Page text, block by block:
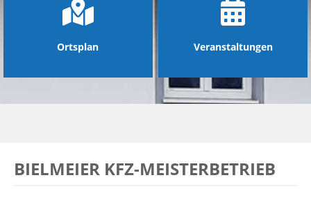
Ortsplan Veranstaltungen
BIELMEIER KFZ-MEISTERBETRIEB